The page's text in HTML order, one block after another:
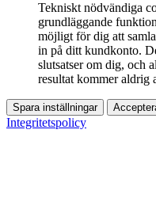
Tekniskt nödvändiga
grundläggande
möjligt för dig att
in på ditt kundkonto.
slutsatser om dig, och
resultat kommer aldrig
Spara inställningar
Integritetspolicy